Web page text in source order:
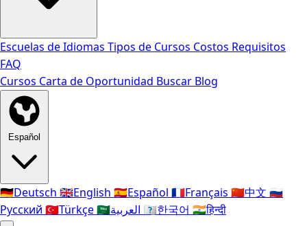
Escuelas de Idiomas Tipos de Cursos Costos Requisitos
FAQ
Cursos Carta de Oportunidad Buscar Blog
Español
🇩🇪Deutsch 🇬🇧English 🇪🇸Español 🇫🇷Français 🇨🇳中文 🇷🇺
Русский 🇹🇷Türkçe🇸🇦 🇰🇷한국어 🇮🇳हिन्दी